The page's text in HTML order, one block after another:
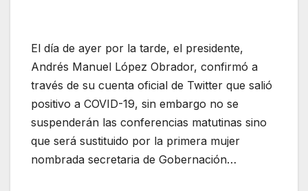
El día de ayer por la tarde, el presidente,
Andrés Manuel López Obrador, confirmó a
través de su cuenta oficial de Twitter que salió
positivo a COVID-19, sin embargo no se
suspenderán las conferencias matutinas sino
que será sustituido por la primera mujer
nombrada secretaria de Gobernación…